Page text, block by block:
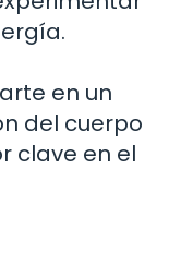
en un
del cuerpo
clave en el